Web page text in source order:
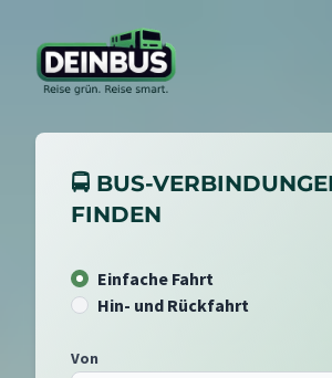
🚍 BUS-
FINDEN
Einfache Fahrt
Hin- und Rückfahrt
Von